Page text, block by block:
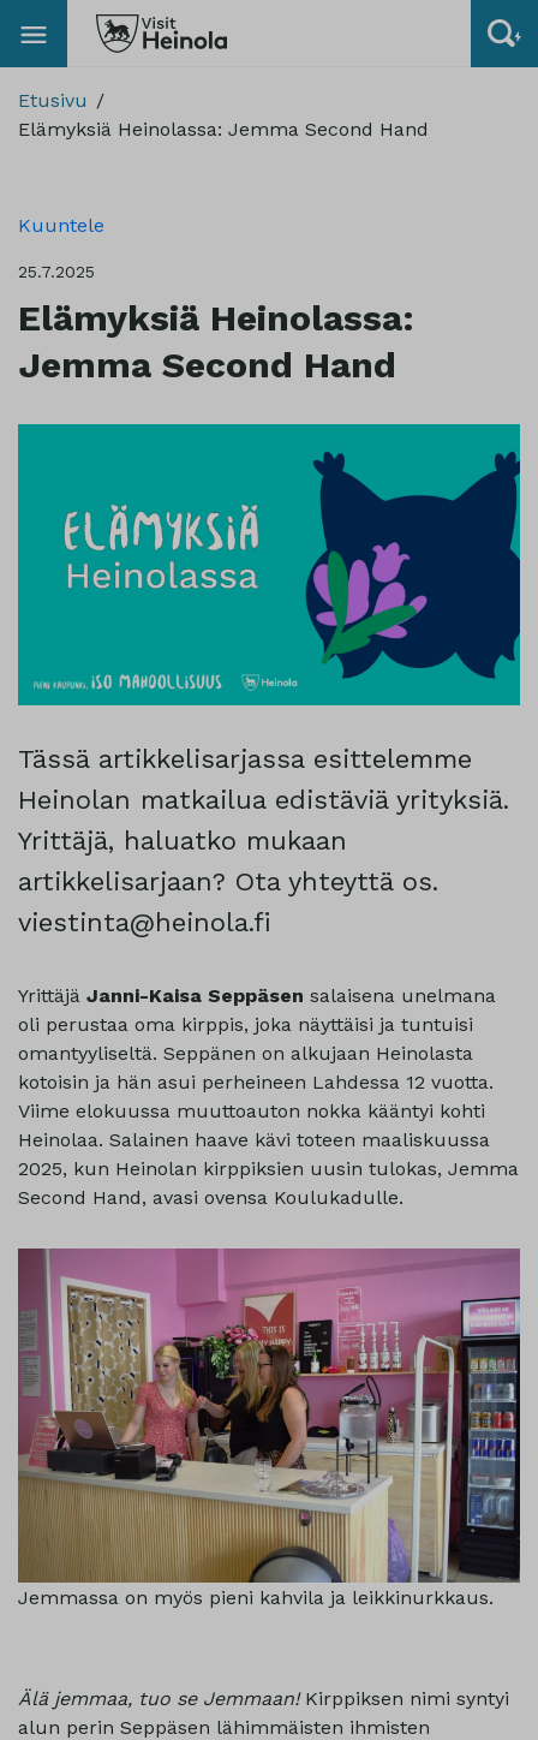
Etusivu
Elämyksiä Heinolassa: Jemma Second Hand
Kuuntele
25.7.2025
Elämyksiä Heinolassa:
Jemma Second Hand
Tässä artikkelisarjassa esittelemme
Heinolan matkailua edistäviä yrityksiä.
Yrittäjä, haluatko mukaan
artikkelisarjaan? Ota yhteyttä os.
viestinta@heinola.fi
Yrittäjä Janni-Kaisa Seppäsen salaisena unelmana
oli perustaa oma kirppis, joka näyttäisi ja tuntuisi
omantyyliseltä. Seppänen on alkujaan Heinolasta
kotoisin ja hän asui perheineen Lahdessa 12 vuotta.
Viime elokuussa muuttoauton nokka kääntyi kohti
Heinolaa. Salainen haave kävi toteen maaliskuussa
2025, kun Heinolan kirppiksien uusin tulokas, Jemma
Second Hand, avasi ovensa Koulukadulle.
Jemmassa on myös pieni kahvila ja leikkinurkkaus.
Älä jemmaa, tuo se Jemmaan! Kirppiksen nimi syntyi
alun perin Seppäsen lähimmäisten ihmisten